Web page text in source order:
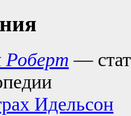
Роберт —
Идельсон